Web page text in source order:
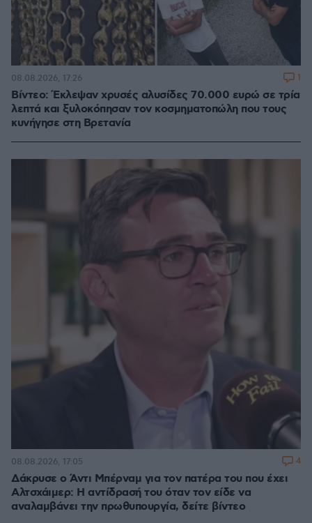
Βίντεο: Έκλεψαν χρυσές αλυσίδες 70.000 ευρώ σε τρία
λεπτά και ξυλοκόπησαν τον κοσμηματοπώλη που τους
κυνήγησε στη Βρετανία
08.08.2026, 17:26 1
Δάκρυσε ο Άντι Μπέρναμ για τον πατέρα του που έχει
Αλτσχάιμερ: Η αντίδρασή του όταν τον είδε να
αναλαμβάνει την πρωθυπουργία, δείτε βίντεο
08.08.2026, 17:05 4